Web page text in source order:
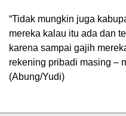
“Tidak mungkin juga
mereka kalau itu ada dan
karena sampai gajih
rekening pribadi masing –
(Abung/Yudi)